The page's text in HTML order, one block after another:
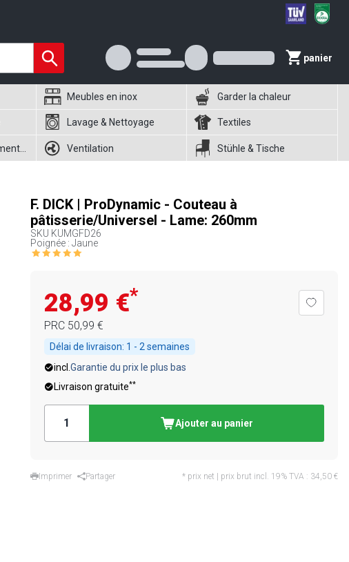
panier
Meubles en inox Garder la chaleur
Lavage & Nettoyage Textiles
Ventilation Stühle & Tische
F. DICK | ProDynamic - Couteau à
pâtisserie/Universel - Lame: 260mm
SKU KUMGFD26
Poignée : Jaune
28,99 €*
PRC 50,99 €
Délai de livraison: 1 - 2 semaines
incl. Garantie du prix le plus bas
Livraison gratuite**
Ajouter au panier
Imprimer Partager * prix net | prix brut incl. 19% TVA : 34,50 €